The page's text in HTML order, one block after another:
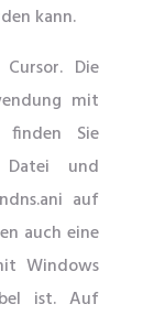
kann.
Die
mit
finden Sie
und
auf
auch eine
Windows
ist. Auf